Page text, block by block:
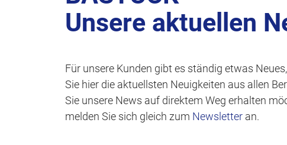
Unsere aktuellen
Für unsere Kunden gibt es ständig etwas
Sie hier die aktuellsten Neuigkeiten aus allen
Sie unsere News auf direktem Weg erhalten
melden Sie sich gleich zum Newsletter an.